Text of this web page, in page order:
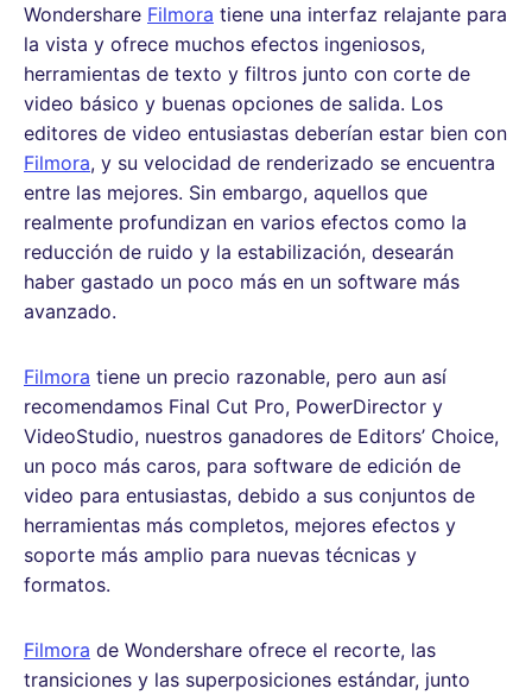
Wondershare Filmora tiene una interfaz relajante para
la vista y ofrece muchos efectos ingeniosos,
herramientas de texto y filtros junto con corte de
video básico y buenas opciones de salida. Los
editores de video entusiastas deberían estar bien con
Filmora, y su velocidad de renderizado se encuentra
entre las mejores. Sin embargo, aquellos que
realmente profundizan en varios efectos como la
reducción de ruido y la estabilización, desearán
haber gastado un poco más en un software más
avanzado.
Filmora tiene un precio razonable, pero aun así
recomendamos Final Cut Pro, PowerDirector y
VideoStudio, nuestros ganadores de Editors’ Choice,
un poco más caros, para software de edición de
video para entusiastas, debido a sus conjuntos de
herramientas más completos, mejores efectos y
soporte más amplio para nuevas técnicas y
formatos.
Filmora de Wondershare ofrece el recorte, las
transiciones y las superposiciones estándar, junto